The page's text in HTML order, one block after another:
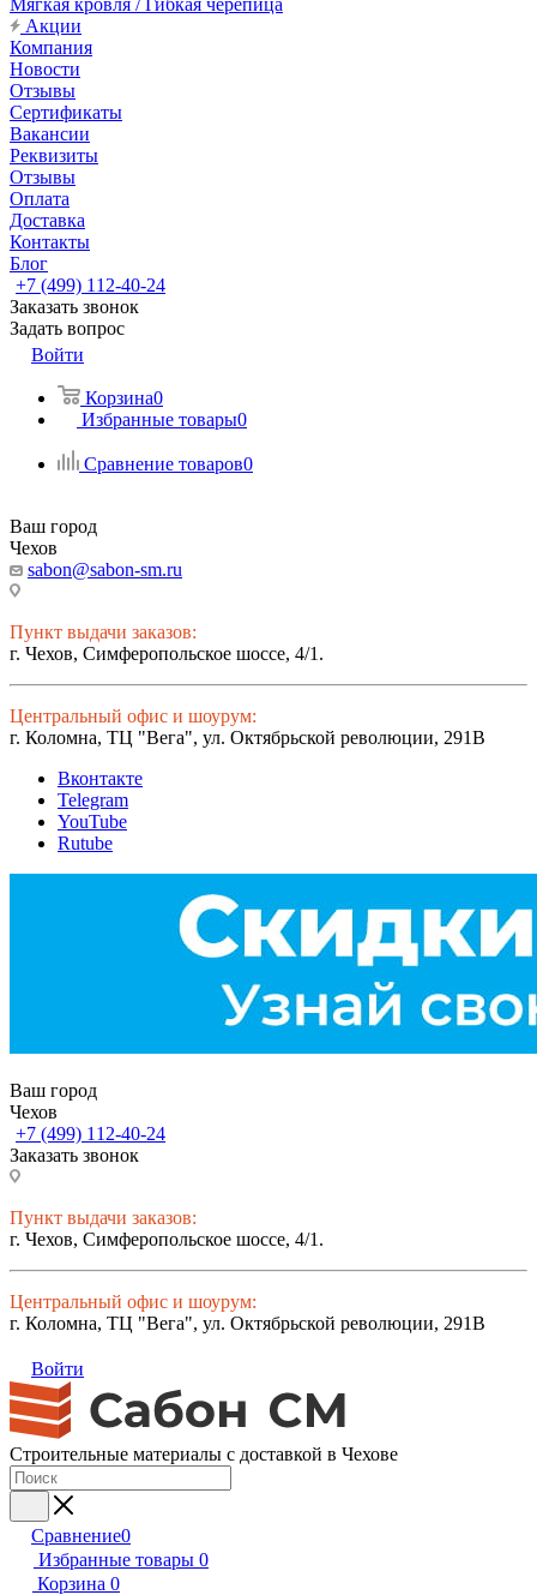
Мягкая кровля / Гибкая черепица
Акции
Компания
Новости
Отзывы
Сертификаты
Вакансии
Реквизиты
Отзывы
Оплата
Доставка
Контакты
Блог
+7 (499) 112-40-24
Заказать звонок
Задать вопрос
Войти
Корзина0
Избранные товары0
Сравнение товаров0
Ваш город
Чехов
sabon@sabon-sm.ru
Пункт выдачи заказов:
г. Чехов, Симферопольское шоссе, 4/1.
Центральный офис и шоурум:
г. Коломна, ТЦ "Вега", ул. Октябрьской революции, 291В
Вконтакте
Telegram
YouTube
Rutube
Ваш город
Чехов
+7 (499) 112-40-24
Заказать звонок
Пункт выдачи заказов:
г. Чехов, Симферопольское шоссе, 4/1.
Центральный офис и шоурум:
г. Коломна, ТЦ "Вега", ул. Октябрьской революции, 291В
Войти
Строительные материалы с доставкой в Чехове
Сравнение0
Избранные товары 0
Корзина 0